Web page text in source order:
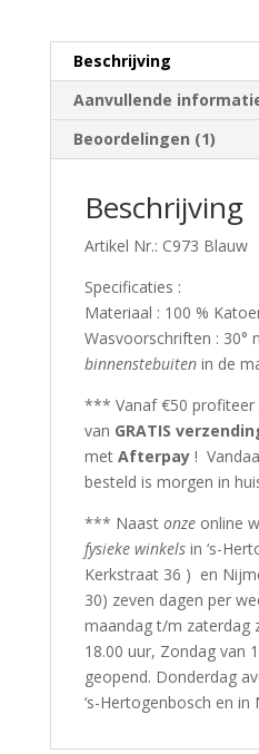
Beschrijving
Aanvullende
Beoordelingen (1)
Beschrijving
Artikel Nr.: C973 Blauw
Specificaties :
Materiaal : 100 %
Wasvoorschriften : 30°
binnenstebuiten in de
*** Vanaf €50 profiteer
van GRATIS
met Afterpay!
besteld is morgen in
*** Naast onzeonline
fysieke winkelsin ‘s-
Kerkstraat 36 ) en
30) zeven dagen per
maandag t/m zaterdag
18.00 uur, Zondag van
geopend. Donderdag
‘s-Hertogenbosch en in